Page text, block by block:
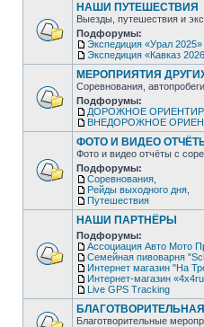
НАШИ ПУТЕШЕСТВИЯ
Выезды, путешествия и
Подфорумы:
Экспедиция «Урал 2025»
Экспедиция «Кавказ
МЕРОПРИЯТИЯ
Соревнования,
Подфорумы:
ДОРОЖНОЕ
ВНЕДОРОЖНОЕ
ФОТО И ВИДЕО
Фото и видео отчёты с
Подфорумы:
Соревнования
Рейды выходного дня
Путешествия
НАШИ ПАРТНЁРЫ
Подфорумы:
Ассоциация Авто Мото
Семейная пивоварня
Интернет магазин "На
Интернет-магазин
Live GPS Tracking
Благотворительные